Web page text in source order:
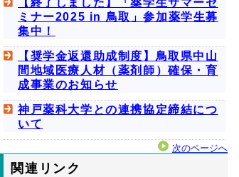
【終了しました】「薬学生サマーセ
ミナー2025 in 鳥取」参加薬学生募
集中！
【奨学金返還助成制度】鳥取県中山
間地域医療人材（薬剤師）確保・育
成事業のお知らせ
神戸薬科大学との連携協定締結につ
いて
次のページへ
関連リンク